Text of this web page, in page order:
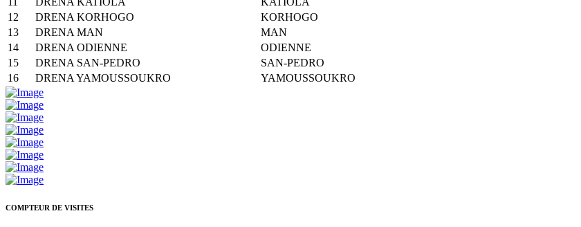
12
DRENA KORHOGO KORHOGO
13
DRENA MAN MAN
14
DRENA ODIENNE ODIENNE
15
DRENA SAN-PEDRO SAN-PEDRO
16
DRENA YAMOUSSOUKRO YAMOUSSOUKRO
COMPTEUR DE VISITES